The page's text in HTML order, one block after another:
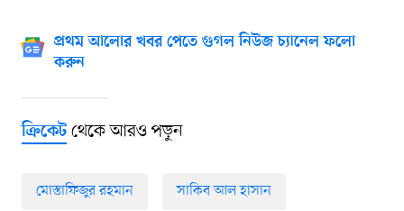
প্রথম আলোর খবর পেতে গুগল নিউজ চ্যানেল ফলো
করুন
ক্রিকেটথেকে আরও পড়ুন
মোস্তাফিজুর রহমান সাকিব আল হাসান